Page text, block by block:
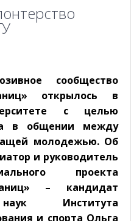
сообщество
открылось в
с целью
в общении между
молодежью. Об
и руководитель
проекта
– кандидат
Института
и спорта Ольга